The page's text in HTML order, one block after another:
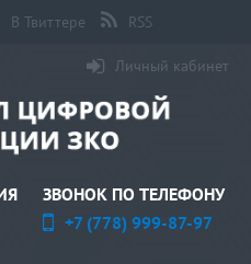
В Твиттере RSS
Личный кабинет
ЗВОНОК ПО ТЕЛЕФОНУ
+7 (778) 999-87-97